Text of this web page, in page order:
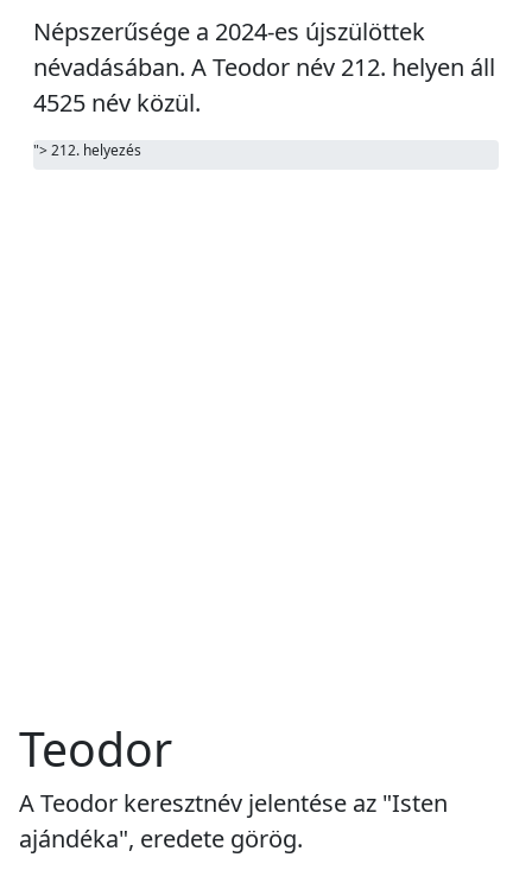
Népszerűsége a 2024-es újszülöttek
névadásában. A Teodor név 212. helyen áll
4525 név közül.
"> 212. helyezés
Teodor
A Teodor keresztnév jelentése az "Isten
ajándéka", eredete görög.